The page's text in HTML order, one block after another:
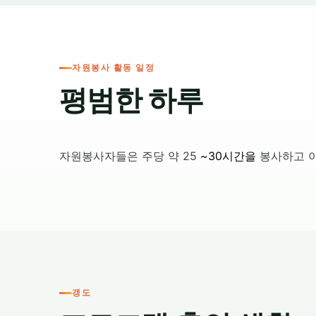
자원봉사 활동 일정
평범한 하루
자원봉사자들은 주당 약 25 ~30시간을 봉사하고
갱도